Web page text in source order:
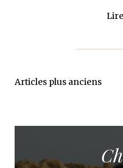
Articles plus anciens